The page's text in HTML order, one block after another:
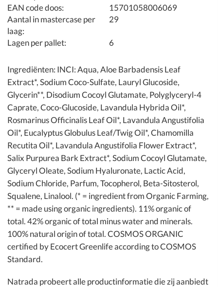
EAN code doos:
15701058006069
Aantal in mastercase per
laag:
29
Lagen per pallet: 6
Ingrediënten: INCI: Aqua, Aloe Barbadensis Leaf
Extract*, Sodium Coco-Sulfate, Lauryl Glucoside,
Glycerin**, Disodium Cocoyl Glutamate, Polyglyceryl-4
Caprate, Coco-Glucoside, Lavandula Hybrida Oil*,
Rosmarinus Officinalis Leaf Oil*, Lavandula Angustifolia
Oil*, Eucalyptus Globulus Leaf/Twig Oil*, Chamomilla
Recutita Oil*, Lavandula Angustifolia Flower Extract*,
Salix Purpurea Bark Extract*, Sodium Cocoyl Glutamate,
Glyceryl Oleate, Sodium Hyaluronate, Lactic Acid,
Sodium Chloride, Parfum, Tocopherol, Beta-Sitosterol,
Squalene, Linalool. (* = ingredient from Organic Farming,
** = made using organic ingredients). 11% organic of
total. 42% organic of total minus water and minerals.
100% natural origin of total. COSMOS ORGANIC
certified by Ecocert Greenlife according to COSMOS
Standard.
Natrada probeert alle productinformatie die zij aanbiedt